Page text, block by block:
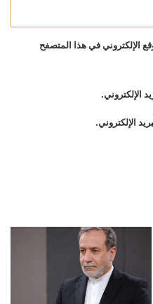
الإلكتروني في هذا المتصفح
الإلكتروني.
الإلكتروني.